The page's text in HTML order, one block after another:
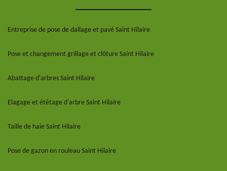
Entreprise de pose de dallage et pavé Saint Hilaire
Pose et changement grillage et clôture Saint Hilaire
Abattage d'arbres Saint Hilaire
Elagage et étêtage d'arbre Saint Hilaire
Taille de haie Saint Hilaire
Pose de gazon en rouleau Saint Hilaire